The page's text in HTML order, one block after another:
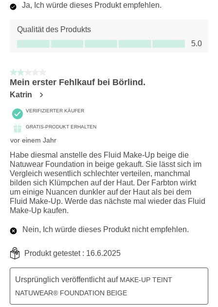
Ja, Ich würde dieses Produkt empfehlen.
Qualität des Produkts
Qualität des Produkts, 5.0 von 5
5.0
2 von 5 Sternen.
Mein erster Fehlkauf bei Börlind.
Katrin
VERIFIZIERTER KÄUFER
GRATIS-PRODUKT ERHALTEN
vor einem Jahr
Habe diesmal anstelle des Fluid Make-Up beige die
Natuwear Foundation in beige gekauft. Sie lässt sich im
Vergleich wesentlich schlechter verteilen, manchmal
bilden sich Klümpchen auf der Haut. Der Farbton wirkt
um einige Nuancen dunkler auf der Haut als bei dem
Fluid Make-Up. Werde das nächste mal wieder das Fluid
Make-Up kaufen.
Nein, Ich würde dieses Produkt nicht empfehlen.
Produkt getestet : 16.6.2025
Ursprünglich veröffentlicht auf MAKE-UP TEINT
NATUWEAR® FOUNDATION BEIGE